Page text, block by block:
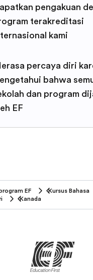
pengakuan
terakreditasi
kami
percaya diri
bahwa
dan program
EF
EF Kursus Bahasa
Kanada